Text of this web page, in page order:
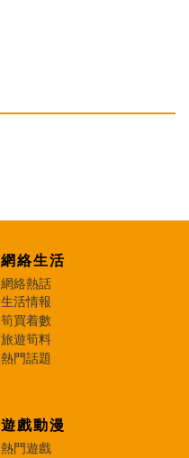
網絡生活
網絡熱話
生活情報
筍買着數
旅遊筍料
熱門話題
遊戲動漫
熱門遊戲